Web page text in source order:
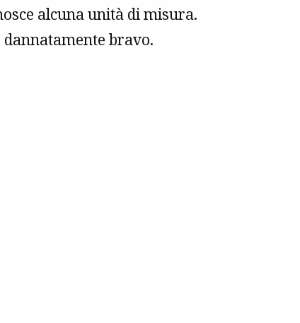
alcuna unità di misura.
dannatamente bravo.